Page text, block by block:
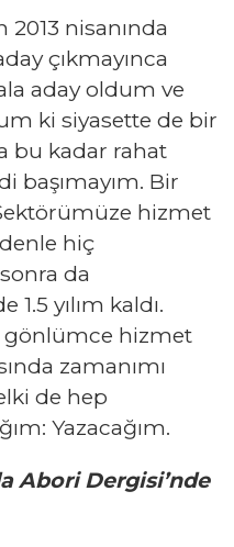
2013 nisanında
çıkmayınca
aday oldum ve
ki siyasette de bir
bu kadar rahat
başımayım. Bir
hizmet
hiç
da
yılım kaldı.
gönlümce hizmet
zamanımı
de hep
Yazacağım.
Abori Dergisi’nde